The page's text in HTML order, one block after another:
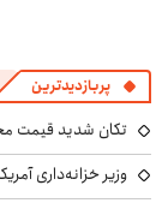
پربازدیدترین
تکان شدید قیمت
وزیر خزانه‌داری